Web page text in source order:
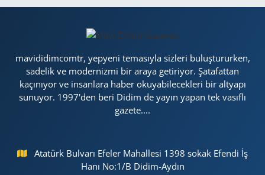
mavididimcomtr, yepyeni temasıyla sizleri buluştururken,
sadelik ve modernizmi bir araya getiriyor. Şatafattan
kaçınıyor ve insanlara haber okuyabilecekleri bir altyapı
sunuyor. 1997'den beri Didim de yayın yapan tek vasıflı
gazete....
Atatürk Bulvarı Efeler Mahallesi 1398 sokak Efendi İş
Hanı No:1/B Didim-Aydın